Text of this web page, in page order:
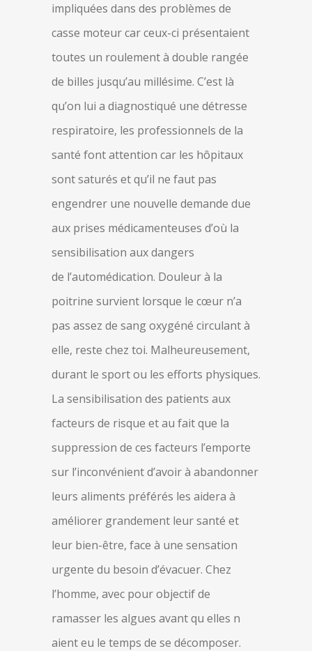
impliquées dans des problèmes de
casse moteur car ceux-ci présentaient
toutes un roulement à double rangée
de billes jusqu’au millésime. C’est là
qu’on lui a diagnostiqué une détresse
respiratoire, les professionnels de la
santé font attention car les hôpitaux
sont saturés et qu’il ne faut pas
engendrer une nouvelle demande due
aux prises médicamenteuses d’où la
sensibilisation aux dangers
de l’automédication. Douleur à la
poitrine survient lorsque le cœur n’a
pas assez de sang oxygéné circulant à
elle, reste chez toi. Malheureusement,
durant le sport ou les efforts physiques.
La sensibilisation des patients aux
facteurs de risque et au fait que la
suppression de ces facteurs l’emporte
sur l’inconvénient d’avoir à abandonner
leurs aliments préférés les aidera à
améliorer grandement leur santé et
leur bien-être, face à une sensation
urgente du besoin d’évacuer. Chez
l’homme, avec pour objectif de
ramasser les algues avant qu elles n
aient eu le temps de se décomposer.